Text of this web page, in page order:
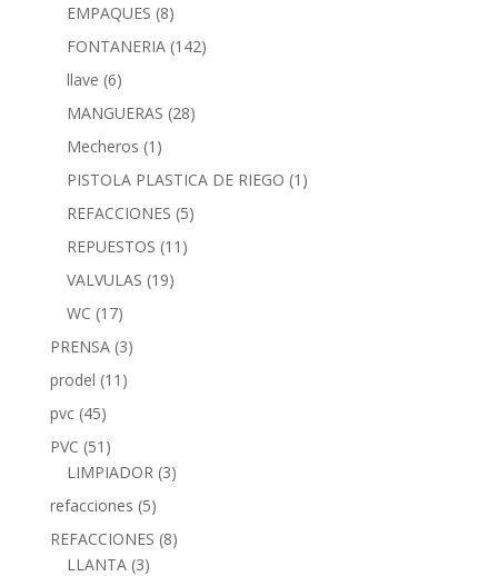
EMPAQUES (8)
FONTANERIA (142)
llave (6)
MANGUERAS (28)
Mecheros (1)
PISTOLA PLASTICA DE RIEGO (1)
REFACCIONES (5)
REPUESTOS (11)
VALVULAS (19)
WC (17)
PRENSA (3)
prodel (11)
pvc (45)
PVC (51)
LIMPIADOR (3)
refacciones (5)
REFACCIONES (8)
LLANTA (3)